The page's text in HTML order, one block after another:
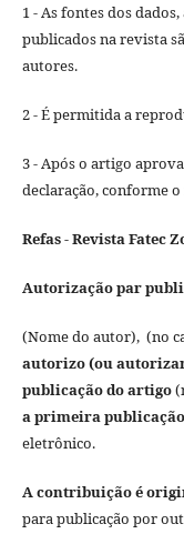
1 - As fontes dos
publicados na revista
autores.
2 - É permitida a
3 - Após o artigo
declaração, conforme
Refas - Revista Fatec
Autorização par
(Nome do autor), (no
autorizo (ou
publicação do artigo
a primeira publicação
eletrônico.
A contribuição é
para publicação por